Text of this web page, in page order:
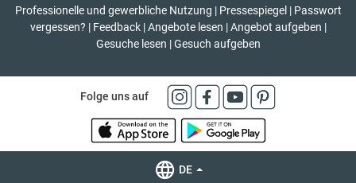
Professionelle und gewerbliche Nutzung | Pressespiegel | Passwort
vergessen? | Feedback | Angebote lesen | Angebot aufgeben |
Gesuche lesen | Gesuch aufgeben
Folge uns auf
DE